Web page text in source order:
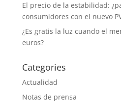
El precio de la estabilidad:
consumidores con el nuevo
¿Es gratis la luz cuando el
euros?
Categories
Actualidad
Notas de prensa